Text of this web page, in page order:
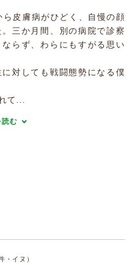
皮膚病がひどく、自慢の顔
三か月間、別の病院で診察
らず、わらにもすがる思い
対しても戦闘態勢になる僕
て...
読む
・イヌ）